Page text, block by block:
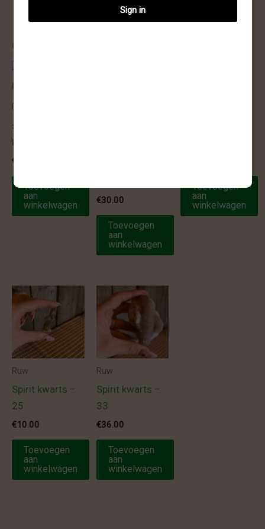
Gerelateerde producten
Ruw
spirit/cactus
kwarts – 9
€
Toevoegen
aan
winkelwagen
€30.00
Toevoegen
aan
winkelwagen
Toevoegen
aan
winkelwagen
Ruw
Spirit kwarts –
25
€10.00
Toevoegen
aan
winkelwagen
Ruw
Spirit kwarts –
33
€36.00
Toevoegen
aan
winkelwagen
Sign in